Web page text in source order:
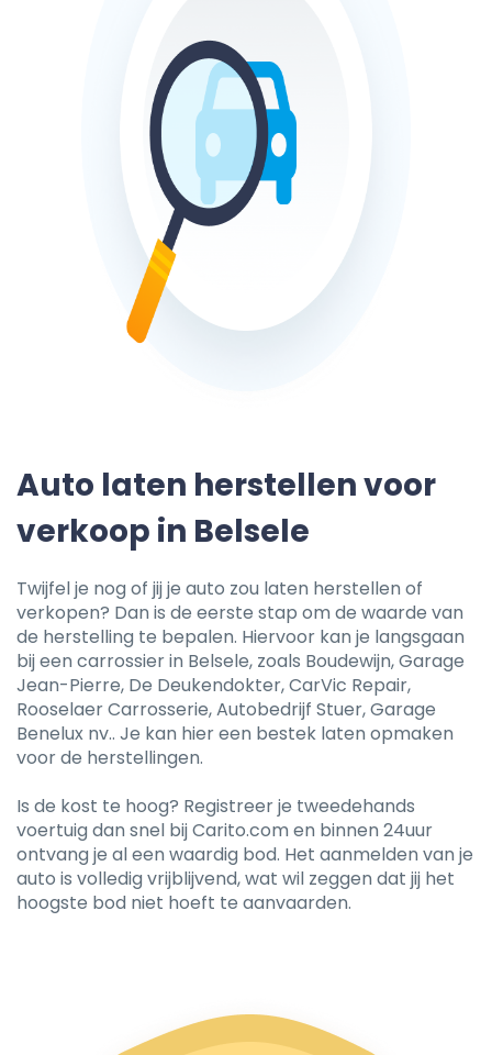
Auto laten herstellen voor
verkoop in Belsele
Twijfel je nog of jij je auto zou laten herstellen of
verkopen? Dan is de eerste stap om de waarde van
de herstelling te bepalen. Hiervoor kan je langsgaan
bij een carrossier in Belsele, zoals Boudewijn, Garage
Jean-Pierre, De Deukendokter, CarVic Repair,
Rooselaer Carrosserie, Autobedrijf Stuer, Garage
Benelux nv.. Je kan hier een bestek laten opmaken
voor de herstellingen.
Is de kost te hoog? Registreer je tweedehands
voertuig dan snel bij Carito.com en binnen 24uur
ontvang je al een waardig bod. Het aanmelden van je
auto is volledig vrijblijvend, wat wil zeggen dat jij het
hoogste bod niet hoeft te aanvaarden.